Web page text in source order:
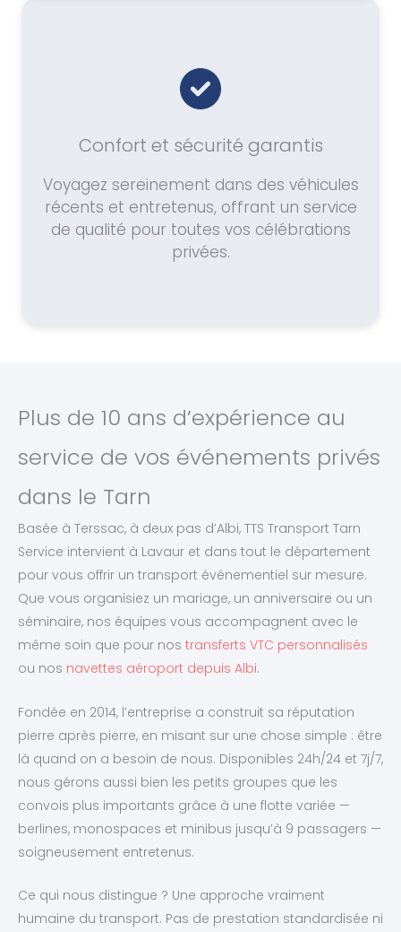
Confort et sécurité garantis
Voyagez sereinement dans des véhicules
récents et entretenus, offrant un service
de qualité pour toutes vos célébrations
privées.
Plus de 10 ans d’expérience au
service de vos événements privés
dans le Tarn
Basée à Terssac, à deux pas d’Albi, TTS Transport Tarn
Service intervient à Lavaur et dans tout le département
pour vous offrir un transport événementiel sur mesure.
Que vous organisiez un mariage, un anniversaire ou un
séminaire, nos équipes vous accompagnent avec le
même soin que pour nos transferts VTC personnalisés
ou nos navettes aéroport depuis Albi.
Fondée en 2014, l’entreprise a construit sa réputation
pierre après pierre, en misant sur une chose simple : être
là quand on a besoin de nous. Disponibles 24h/24 et 7j/7,
nous gérons aussi bien les petits groupes que les
convois plus importants grâce à une flotte variée —
berlines, monospaces et minibus jusqu’à 9 passagers —
soigneusement entretenus.
Ce qui nous distingue ? Une approche vraiment
humaine du transport. Pas de prestation standardisée ni